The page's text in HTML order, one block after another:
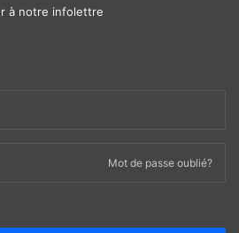
à notre infolettre
Mot de passe oublié?